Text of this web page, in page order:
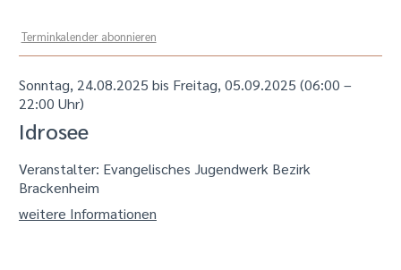
Terminkalender abonnieren
Sonntag, 24.08.2025 bis Freitag, 05.09.2025 (06:00 –
22:00 Uhr)
Idrosee
Veranstalter: Evangelisches Jugendwerk Bezirk
Brackenheim
weitere Informationen